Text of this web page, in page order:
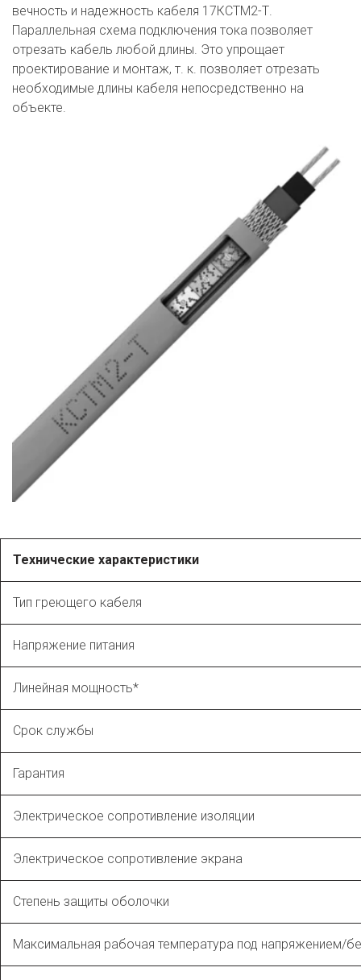
вечность и надежность кабеля 17КСТМ2-Т.
Параллельная схема подключения тока позволяет
отрезать кабель любой длины. Это упрощает
проектирование и монтаж, т. к. позволяет отрезать
необходимые длины кабеля непосредственно на
объекте.
Технические характеристики
Тип греющего кабеля
Напряжение питания
Линейная мощность*
Срок службы
Гарантия
Электрическое сопротивление изоляции
Электрическое сопротивление экрана
Степень защиты оболочки
Максимальная рабочая температура под напряжением/